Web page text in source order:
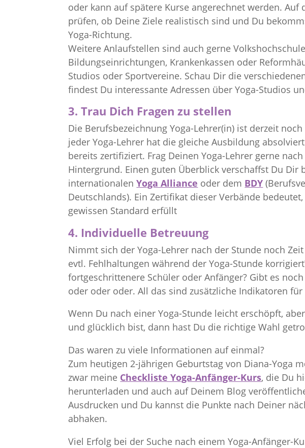
oder kann auf spätere Kurse angerechnet werden. Auf
prüfen, ob Deine Ziele realistisch sind und Du
Yoga-Richtung.
Weitere Anlaufstellen sind auch gerne
Bildungseinrichtungen, Krankenkassen oder
Studios oder Sportvereine. Schau Dir die
findest Du interessante Adressen über Yoga-Studios
3. Trau Dich Fragen zu stellen
Die Berufsbezeichnung Yoga-Lehrer(in) ist derzeit
jeder Yoga-Lehrer hat die gleiche Ausbildung
bereits zertifiziert. Frag Deinen Yoga-Lehrer gerne
Hintergrund. Einen guten Überblick verschaffst Du Dir
internationalenYoga Alliance oder dem BDY
Deutschlands). Ein Zertifikat dieser Verbände
gewissen Standard erfüllt
4. Individuelle Betreuung
Nimmt sich der Yoga-Lehrer nach der Stunde noch
evtl. Fehlhaltungen während der Yoga-Stunde
fortgeschrittenere Schüler oder Anfänger? Gibt es
oder oder oder. All das sind zusätzliche Indikatoren
Wenn Du nach einer Yoga-Stunde leicht erschöpft,
und glücklich bist, dann hast Du die richtige Wahl
Das waren zu viele Informationen auf einmal?
Zum heutigen 2-jährigen Geburtstag von Diana-Yoga
zwar meine Checkliste Yoga-Anfänger-Kurs, die Du
herunterladen und auch auf Deinem Blog
Ausdrucken und Du kannst die Punkte nach Deiner
abhaken.
Viel Erfolg bei der Suche nach einem Yoga-Anfänger-